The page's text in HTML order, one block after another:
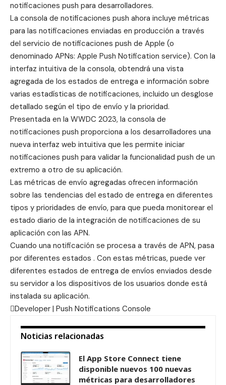
notificaciones push para desarrolladores.
La consola de notificaciones push ahora incluye métricas
para las notificaciones enviadas en producción a través
del servicio de notificaciones push de Apple (o
denominado APNs: Apple Push Notification service). Con la
interfaz intuitiva de la consola, obtendrá una vista
agregada de los estados de entrega e información sobre
varias estadísticas de notificaciones, incluido un desglose
detallado según el tipo de envío y la prioridad.
Presentada en la WWDC 2023, la consola de
notificaciones push proporciona a los desarrolladores una
nueva interfaz web intuitiva que les permite iniciar
notificaciones push para validar la funcionalidad push de un
extremo a otro de su aplicación.
Las métricas de envío agregadas ofrecen información
sobre las tendencias del estado de entrega en diferentes
tipos y prioridades de envío, para que pueda monitorear el
estado diario de la integración de notificaciones de su
aplicación con las APN.
Cuando una notificación se procesa a través de APN, pasa
por diferentes estados . Con estas métricas, puede ver
diferentes estados de entrega de envíos enviados desde
su servidor a los dispositivos de los usuarios donde está
instalada su aplicación.
Developer | Push Notifications Console
Noticias relacionadas
El App Store Connect tiene
disponible nuevos 100 nuevas
métricas para desarrolladores